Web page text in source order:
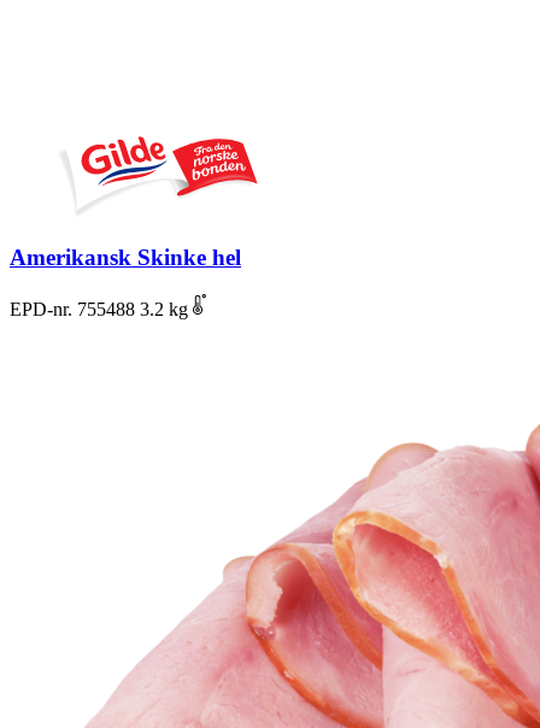
Amerikansk Skinke hel
EPD-nr. 755488 3.2 kg